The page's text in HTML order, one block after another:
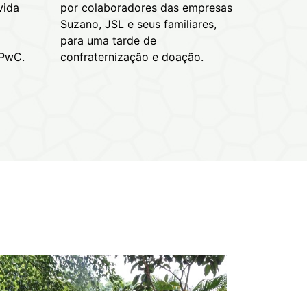
por colaboradores das empresas
Suzano, JSL e seus familiares,
para uma tarde de
confraternização e doação.